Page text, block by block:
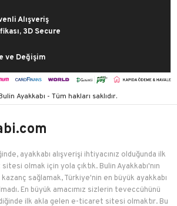
Alışveriş
3D Secure
ve Değişim
Ayakkabı - Tüm hakları saklıdır.
ayakkabı alışverişi ihtiyacınız olduğunda ilk
olmak için yola çıktık. Bulin Ayakkabı'nın
sağlamak, Türkiye'nin en büyük ayakkabı
En büyük amacımız sizlerin teveccühünü
ilk akla gelen e-ticaret sitesi olmaktır. Bu